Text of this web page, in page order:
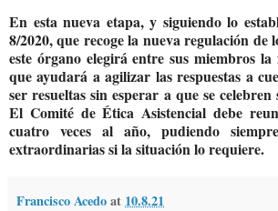
En esta nueva etapa, y siguiendo lo
8/2020, que recoge la nueva regulación de
este órgano elegirá entre sus miembros la
que ayudará a agilizar las respuestas a
ser resueltas sin esperar a que se celebren
El Comité de Ética Asistencial debe
cuatro veces al año, pudiendo
extraordinarias si la situación lo requiere.
Francisco Acedoat 10.8.21